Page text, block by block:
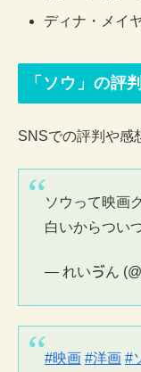
ディナ・メイ
「ソウ」の評
SNSでの評判や感
ソウって映画
白いからつい
— れいゔん
#映画 #洋画 #